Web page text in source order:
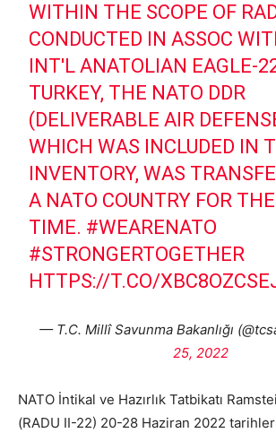
WITHIN THE SCOPE OF
CONDUCTED IN ASSOC
INT'L ANATOLIAN EAGLE-
TURKEY, THE NATO DDR
(DELIVERABLE AIR
WHICH WAS INCLUDED IN
INVENTORY, WAS
A NATO COUNTRY FOR
TIME. #WEARENATO
#STRONGERTOGETHER
HTTPS://T.CO/
— T.C. Millî Savunma Bakanlığı
25, 2022
NATO İntikal ve Hazırlık Tatbikatı
(RADU II-22) 20-28 Haziran 2022